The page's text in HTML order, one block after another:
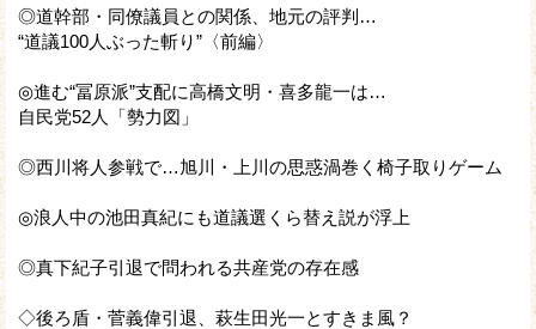
◎道幹部・同僚議員との関係、地元の評判…
“道議100人ぶった斬り”〈前編〉
◎進む“冨原派”支配に高橋文明・喜多龍一は…
自民党52人「勢力図」
◎西川将人参戦で…旭川・上川の思惑渦巻く椅子取りゲーム
◎浪人中の池田真紀にも道議選くら替え説が浮上
◎真下紀子引退で問われる共産党の存在感
◇後ろ盾・菅義偉引退、萩生田光一とすきま風？